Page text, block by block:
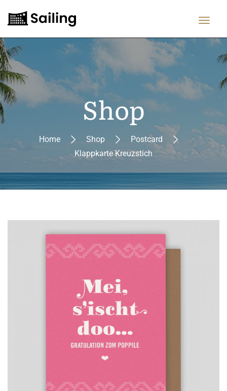
Shop
Home Shop
Postcard
Klappkarte Kreuzstich